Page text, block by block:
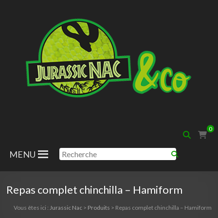
Nac
0
MENU
Repas complet chinchilla – Hamiform
Vous êtes ici : Jurassic Nac> Produits > Repas complet chinchilla – Hamiform